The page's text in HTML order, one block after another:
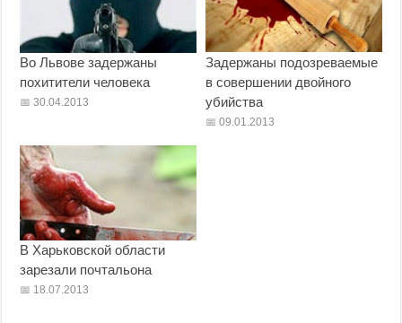
Во Львове задержаны
похитители человека
30.04.2013
Задержаны подозреваемые
в совершении двойного
убийства
09.01.2013
В Харьковской области
зарезали почтальона
18.07.2013